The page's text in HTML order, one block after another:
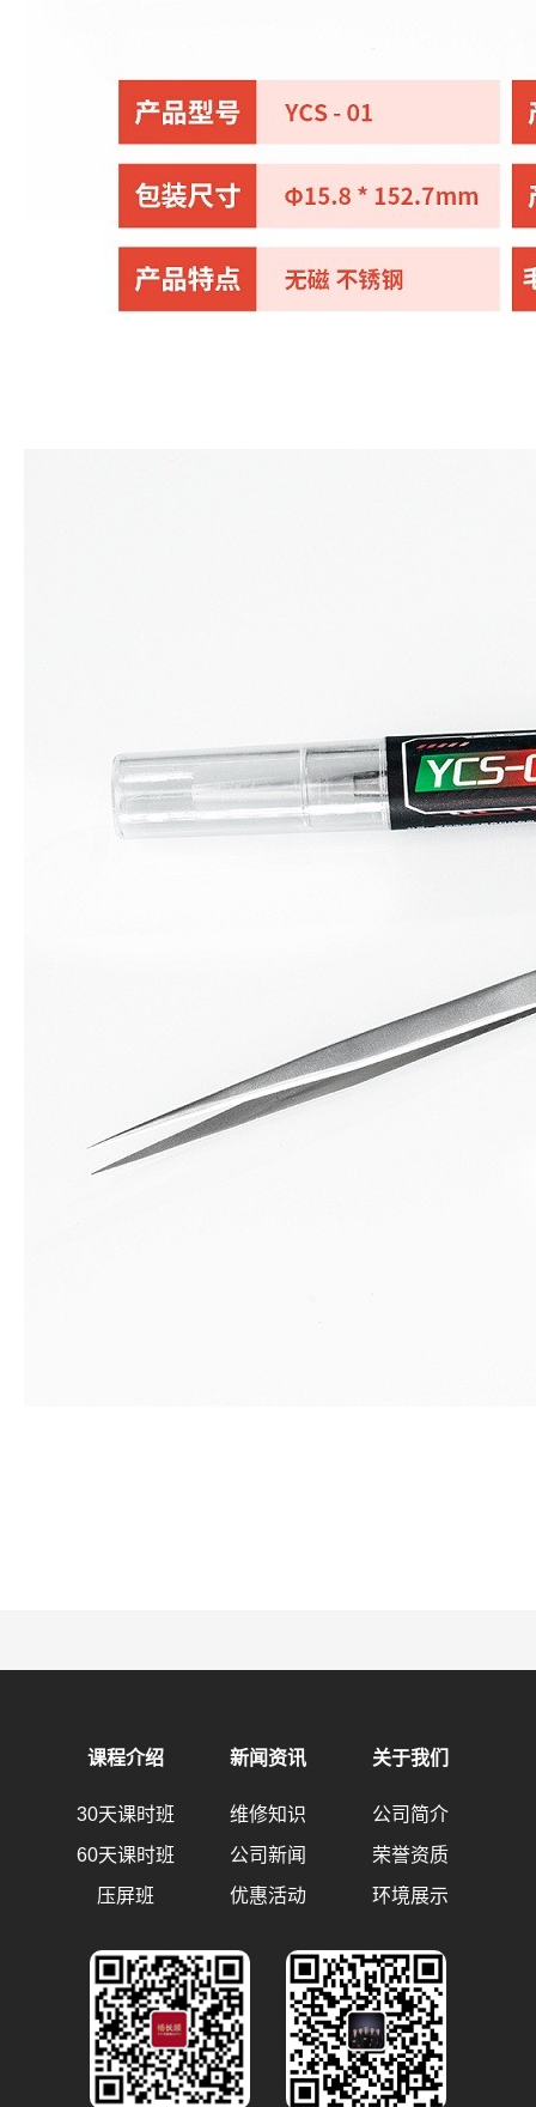
课程介绍
30天课时班
60天课时班
压屏班
新闻资讯
维修知识
公司新闻
优惠活动
关于我们
公司简介
荣誉资质
环境展示